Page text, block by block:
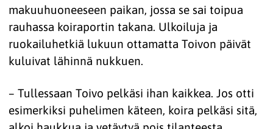
makuuhuoneeseen paikan, jossa se sai toipua
rauhassa koiraportin takana. Ulkoiluja ja
ruokailuhetkiä lukuun ottamatta Toivon päivät
kuluivat lähinnä nukkuen.
– Tullessaan Toivo pelkäsi ihan kaikkea. Jos otti
esimerkiksi puhelimen käteen, koira pelkäsi sitä,